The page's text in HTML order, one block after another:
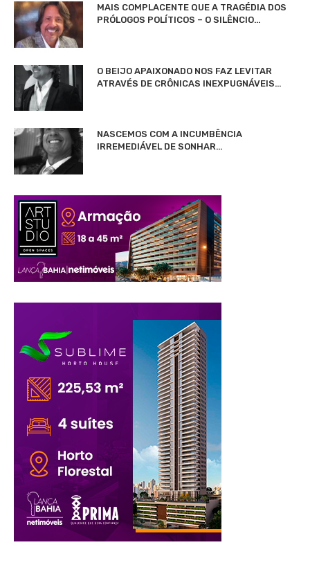
MAIS COMPLACENTE QUE A TRAGÉDIA DOS
PRÓLOGOS POLÍTICOS – O SILÊNCIO…
O BEIJO APAIXONADO NOS FAZ LEVITAR
ATRAVÉS DE CRÔNICAS INEXPUGNÁVEIS…
NASCEMOS COM A INCUMBÊNCIA
IRREMEDIÁVEL DE SONHAR…